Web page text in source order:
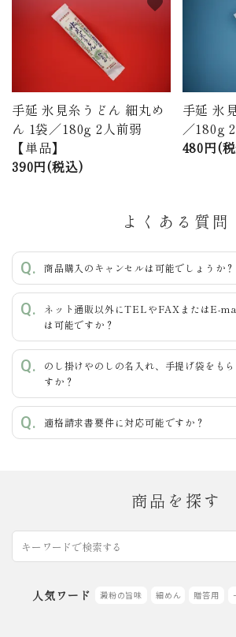
手延 氷見糸うどん 細丸め
ん 1袋／180g 2人前弱
【単品】
390円(税込)
favorite
手延 氷
／180g
480円(
よくある質問
商品購入のキャンセルは可能でしょうか？
ネット通販以外にTELやFAXまたはE-
は可能ですか？
のし掛けやのしの名入れ、手提げ袋をも
すか？
適格請求書要件に対応可能ですか？
商品を探す
人気ワード 澱粉の旨味 細めん 贈答用